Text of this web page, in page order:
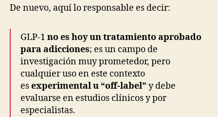
De nuevo, aquí lo responsable es decir:
GLP-1 no es hoy un tratamiento aprobado
para adicciones; es un campo de
investigación muy prometedor, pero
cualquier uso en este contexto
esexperimental u “off-label” y debe
evaluarse en estudios clínicos y por
especialistas.